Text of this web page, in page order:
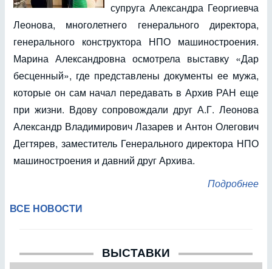
супруга Александра Георгиевча
Леонова, многолетнего генерального директора,
генерального конструктора НПО машиностроения.
Марина Александровна осмотрела выставку «Дар
бесценный», где представлены документы ее мужа,
которые он сам начал передавать в Архив РАН еще
при жизни. Вдову сопровождали друг А.Г. Леонова
Александр Владимирович Лазарев и Антон Олегович
Дегтярев, заместитель Генерального директора НПО
машиностроения и давний друг Архива.
Подробнее
ВСЕ НОВОСТИ
ВЫСТАВКИ